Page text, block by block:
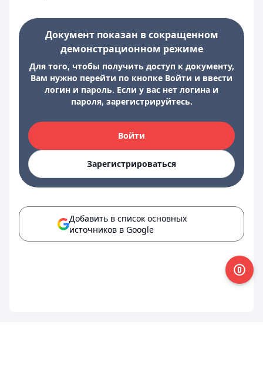
Документ показан в сокращенном
демонстрационном режиме
Для того, чтобы получить доступ к документу,
Вам нужно перейти по кнопке Войти и ввести
логин и пароль. Если у вас нет логина и
пароля, зарегистрируйтесь.
Войти
Зарегистрироваться
Добавить в список основных
источников в Google